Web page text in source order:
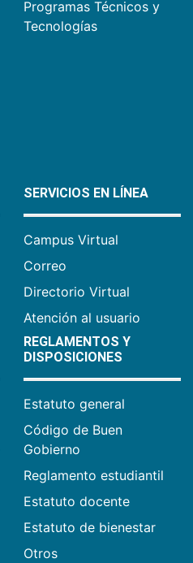
Programas Técnicos y
Tecnologías
SERVICIOS EN LÍNEA
Campus Virtual
Correo
Directorio Virtual
Atención al usuario
REGLAMENTOS Y
DISPOSICIONES
Estatuto general
Código de Buen
Gobierno
Reglamento estudiantil
Estatuto docente
Estatuto de bienestar
Otros